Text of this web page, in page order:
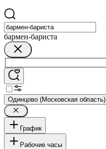
бармен-бариста
Одинцово (Московская область)
График
Рабочие часы